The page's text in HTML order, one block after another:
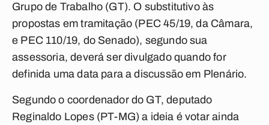
Grupo de Trabalho (GT). O substitutivo às
propostas em tramitação (PEC 45/19, da Câmara,
e PEC 110/19, do Senado), segundo sua
assessoria, deverá ser divulgado quando for
definida uma data para a discussão em Plenário.
Segundo o coordenador do GT, deputado
Reginaldo Lopes (PT-MG) a ideia é votar ainda